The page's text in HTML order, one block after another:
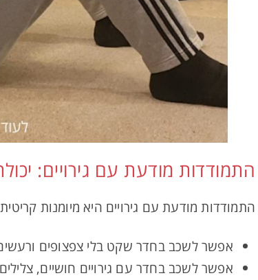
התמודדות מודעת עם גירויים:
התמודדות מודעת עם גירויים היא מיומנות
אפשר לשכב בחדר שקט בלי צפצופים
אפשר לשכב בחדר עם גירויים חושיים,